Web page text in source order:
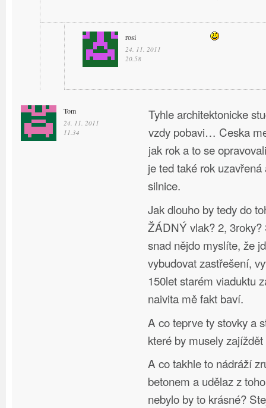
rosi
24. 11. 2011
20.58
Tom
24. 11. 2011
11.34
Tyhle architektonicke
vzdy pobavi… Ceska
jak rok a to se
je ted také rok
silnice.
Jak dlouho by tedy do
ŽÁDNÝ vlak? 2,
snad nějdo myslíte, že
vybudovat zastřešení,
150let starém viaduktu
naivita mě fakt baví.
A co teprve ty stovky a
které by musely
A co takhle to nádráží
betonem a udělaz z
nebylo by to krásné?